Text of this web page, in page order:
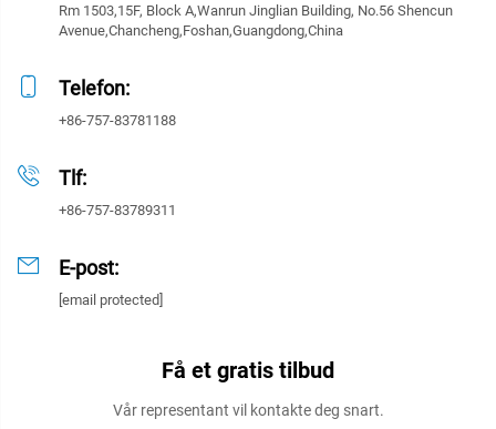
Rm 1503,15F, Block A,Wanrun Jinglian Building, No.56 Shencun
Avenue,Chancheng,Foshan,Guangdong,China
Telefon:
+86-757-83781188
Tlf:
+86-757-83789311
E-post:
[email protected]
Få et gratis tilbud
Vår representant vil kontakte deg snart.